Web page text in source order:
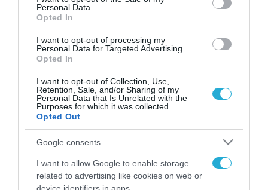
Personal Data.
Opted In
I want to opt-out of processing my
Personal Data for Targeted Advertising.
Opted In
I want to opt-out of Collection, Use,
Retention, Sale, and/or Sharing of my
Personal Data that Is Unrelated with the
Purposes for which it was collected.
Opted Out
Google consents
I want to allow Google to enable storage
related to advertising like cookies on web or
07.08.2026 | 19:02
Απετράπη το εγχείρημα
Ουκρανών για αντεπίθεση στο
μετά της προσπάθειάς τους
(βίντεο)
07.08.2026